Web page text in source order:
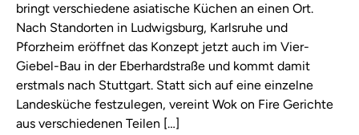
bringt verschiedene asiatische Küchen an einen Ort.
Nach Standorten in Ludwigsburg, Karlsruhe und
Pforzheim eröffnet das Konzept jetzt auch im Vier-
Giebel-Bau in der Eberhardstraße und kommt damit
erstmals nach Stuttgart. Statt sich auf eine einzelne
Landesküche festzulegen, vereint Wok on Fire Gerichte
aus verschiedenen Teilen […]